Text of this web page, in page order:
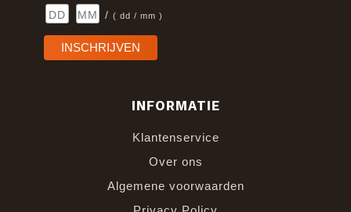
/ ( dd / mm )
INFORMATIE
Klantenservice
Over ons
Algemene voorwaarden